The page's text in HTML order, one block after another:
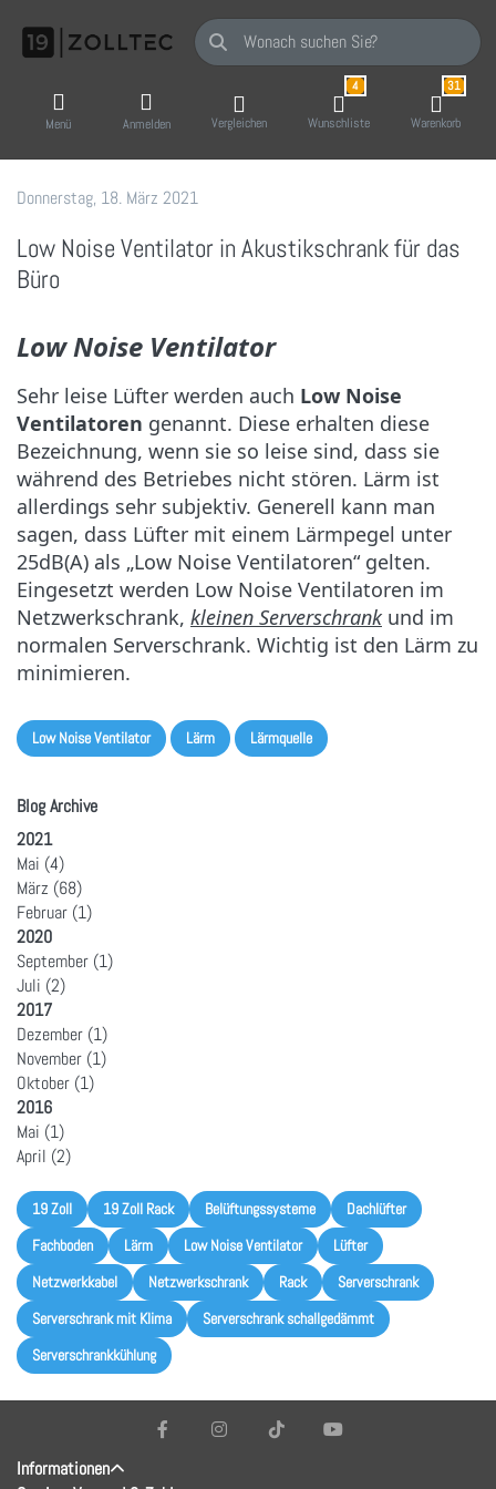
Geben Sie einen Suchbegriff ein. Während
Menü Anmelden Vergleichen
4
Wunschliste
31
Warenkorb
Donnerstag, 18. März 2021
19 Zoll-Tec GmbH
Low Noise Ventilator in Akustikschrank für das
Büro
Low Noise Ventilator
Sehr leise Lüfter werden auch Low Noise
Ventilatoren genannt. Diese erhalten diese
Bezeichnung, wenn sie so leise sind, dass sie
während des Betriebes nicht stören. Lärm ist
allerdings sehr subjektiv. Generell kann man
sagen, dass Lüfter mit einem Lärmpegel unter
25dB(A) als „Low Noise Ventilatoren“ gelten.
Eingesetzt werden Low Noise Ventilatoren im
Netzwerkschrank, kleinen Serverschrank und im
normalen Serverschrank. Wichtig ist den Lärm zu
minimieren.
Low Noise Ventilator Lärm Lärmquelle
Blog Archive
2021
Mai (4)
März (68)
Februar (1)
2020
September (1)
Juli (2)
2017
Dezember (1)
November (1)
Oktober (1)
2016
Mai (1)
April (2)
19 Zoll 19 Zoll Rack Belüftungssysteme
Dachlüfter
Fachboden
Lärm Low Noise Ventilator
Lüfter
Netzwerkkabel
Netzwerkschrank Rack
Serverschrank
Serverschrank mit Klima
Serverschrank schallgedämmt
Serverschrankkühlung
Informationen